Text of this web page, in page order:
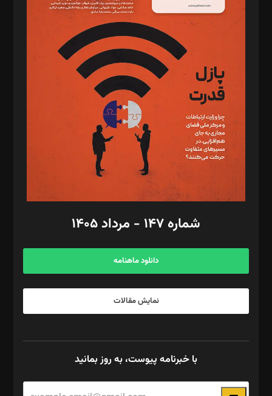
د‌بیر حقوق فناوری: حسام‌الدین ایپکچی
د‌بیر پیوست جهان: مینا پاکدل
د‌بیر تحریریه آنلاین: بابک نقاش
تحریریه‌: مجتبی محمود‌ی، آرش برهمند، یسنا امان‌پور، سروش کرمیان،
مصطفی مسجدی آرانی، ابوالفضل رجبی، زهرا فکرانه، فائزه فتحی
رستمی،مصطفی باستان
ویرایش: نگار استاد‌‌آقا
طراح یونیفرم: مجید توکلی
فیلمبرداری و عکاسی: امیر شفیعی، مانی لطفی زاده
گرافیک و صفحه‌آرایی: سید‌سبحان‌علی ثابت
مد‌یر توسعه تجاری: کامبیز برید‌
امور مالی: شاپور رهبری، محمد‌ کاظمی‌نیا
آگهی و مشترکین: ۰۹۱۹۹۹۹۰۴۵۴
شماره ۱۴۷ - مرداد ۱۴۰۵
دانلود ماهنامه
نمایش مقالات
با خبرنامه پیوست، به روز بمانید